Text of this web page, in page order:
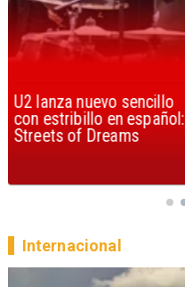
U2 lanza nuevo sencillo
con estribillo en español:
Streets of Dreams
Internacional